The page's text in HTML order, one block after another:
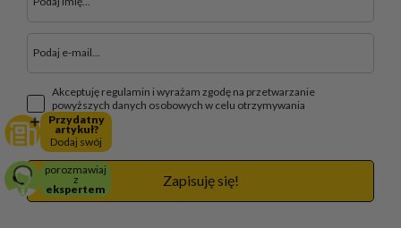
Przydatny
artykuł?
Dodaj swój
porozmawiaj
z
ekspertem
Akceptuję regulamin i wyrażam zgodę na przetwarzanie
powyższych danych osobowych w celu otrzymywania
newslettera.
Zapisuję się!